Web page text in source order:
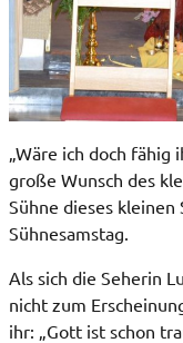
„Wäre ich doch
große Wunsch des
Sühne dieses
Sühnesamstag.
Als sich die Seherin
nicht zum
ihr: „Gott ist schon